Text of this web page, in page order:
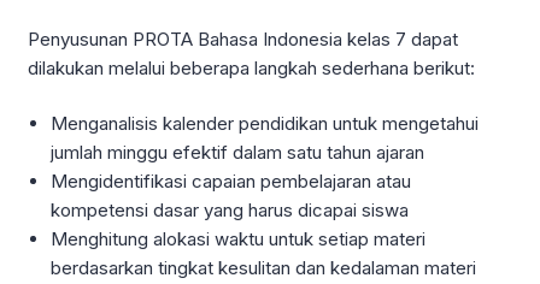
Penyusunan PROTA Bahasa Indonesia kelas 7 dapat
dilakukan melalui beberapa langkah sederhana berikut:
Menganalisis kalender pendidikan untuk mengetahui
jumlah minggu efektif dalam satu tahun ajaran
Mengidentifikasi capaian pembelajaran atau
kompetensi dasar yang harus dicapai siswa
Menghitung alokasi waktu untuk setiap materi
berdasarkan tingkat kesulitan dan kedalaman materi